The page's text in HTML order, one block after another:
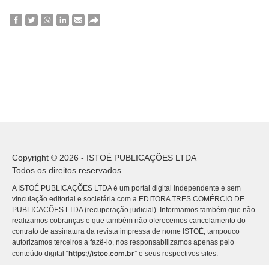
Copyright © 2026 - ISTOÉ PUBLICAÇÕES LTDA
Todos os direitos reservados.
A ISTOÉ PUBLICAÇÕES LTDA é um portal digital independente e sem
vinculação editorial e societária com a EDITORA TRES COMÉRCIO DE
PUBLICACÕES LTDA (recuperação judicial). Informamos também que não
realizamos cobranças e que também não oferecemos cancelamento do
contrato de assinatura da revista impressa de nome ISTOÉ, tampouco
autorizamos terceiros a fazê-lo, nos responsabilizamos apenas pelo
conteúdo digital “https://istoe.com.br” e seus respectivos sites.